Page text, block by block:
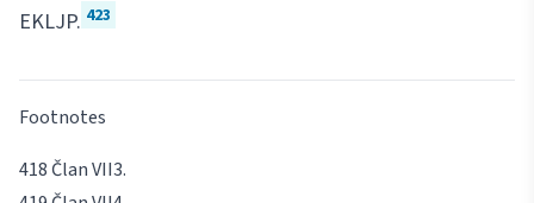
EKLJP. 423
Footnotes
Član VII3.